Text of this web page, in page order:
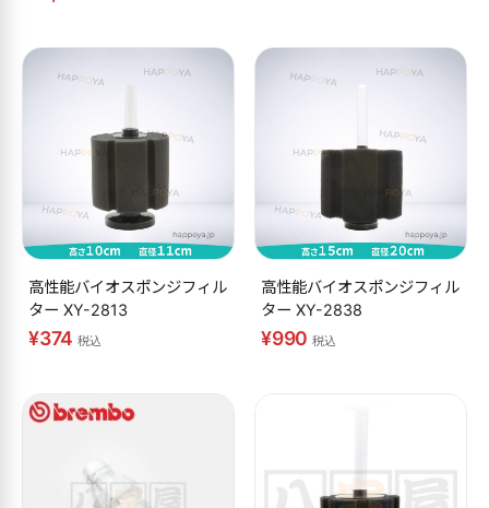
高性能バイオスポンジフィル
ター XY-2813
¥374税込
高性能バイオスポンジフィル
ター XY-2838
¥990税込